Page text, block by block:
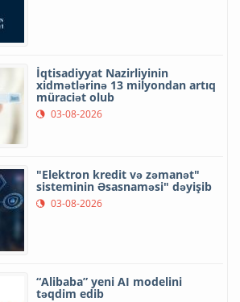
İqtisadiyyat Nazirliyinin
xidmətlərinə 13 milyondan artıq
müraciət olub
03-08-2026
"Elektron kredit və zəmanət"
sisteminin Əsasnaməsi" dəyişib
03-08-2026
“Alibaba” yeni AI modelini
təqdim edib